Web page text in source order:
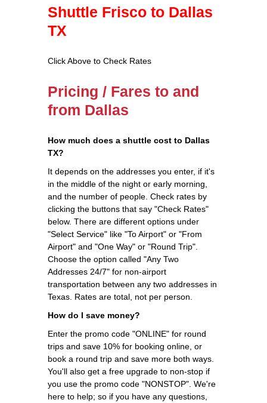
Shuttle Frisco to Dallas
TX
Click Above to Check Rates
Pricing / Fares to and
from Dallas
How much does a shuttle cost to Dallas
TX?
It depends on the addresses you enter, if it's
in the middle of the night or early morning,
and the number of people. Check rates by
clicking the buttons that say "Check Rates"
below. There are different options under
"Select Service" like "To Airport" or "From
Airport" and "One Way" or "Round Trip".
Choose the option called "Any Two
Addresses 24/7" for non-airport
transportation between any two addresses in
Texas. Rates are total, not per person.
How do I save money?
Enter the promo code "ONLINE" for round
trips and save 10% for booking online, or
book a round trip and save more both ways.
You'll also get a free upgrade to non-stop if
you use the promo code "NONSTOP". We're
here to help; so if you have any questions,